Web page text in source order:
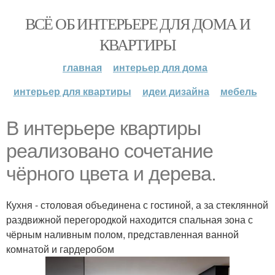
ВСЁ ОБ ИНТЕРЬЕРЕ ДЛЯ ДОМА И
КВАРТИРЫ
главная
интерьер для дома
интерьер для квартиры
идеи дизайна мебель
В интерьере квартиры
реализовано сочетание
чёрного цвета и дерева.
Кухня - столовая объединена с гостиной, а за стеклянной
раздвижной перегородкой находится спальная зона с
чёрным наливным полом, представленная ванной
комнатой и гардеробом